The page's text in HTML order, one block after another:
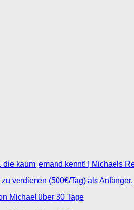
kaum jemand kennt! | Michaels
verdienen (500€/Tag) als Anfänger.
Michael über 30 Tage